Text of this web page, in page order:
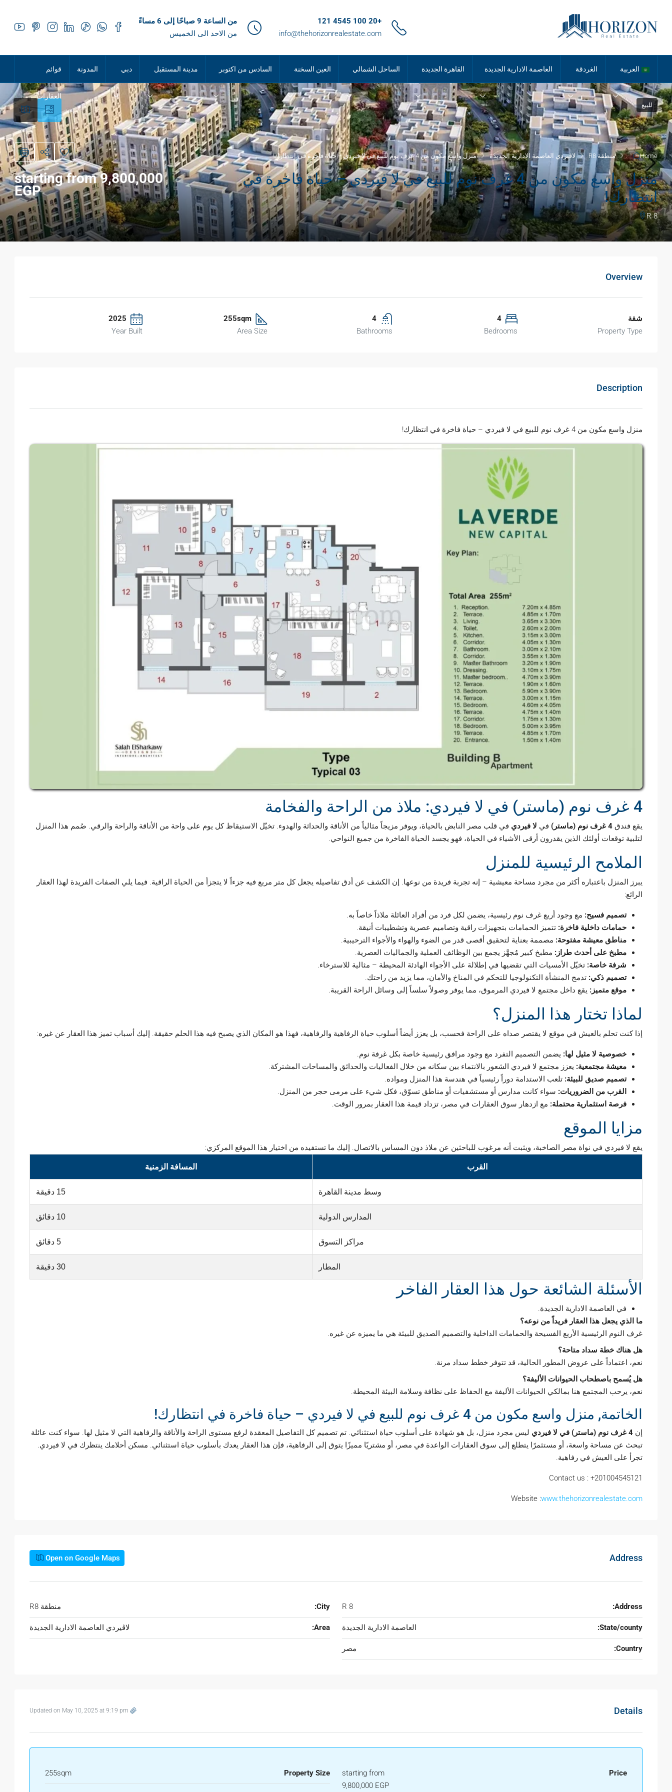
+20 100 4545 121
info@thehorizonrealestate.com
من الساعة 9 صباحًا إلى 6 مساءً
من الاحد الى الخميس
العربية الغردقة العاصمة الادارية الجديدة القاهرة الجديدة الساحل الشمالي العين السخنة السادس من اكتوبر مدينة المستقبل دبي المدونة قوائم
العقارات
للبيع
Home منطقة R8 لاڤيردي العاصمة الادارية الجديدة منزل واسع مكون من 4 غرف نوم للبيع في لا فيردي – حياة فاخرة في انتظارك!
منزل واسع مكون من 4 غرف نوم للبيع في لا فيردي – حياة فاخرة في
انتظارك!
R 8
starting from 9,800,000
EGP
Overview
شقة
Property Type
4
Bedrooms
4
Bathrooms
255sqm
Area Size
2025
Year Built
Description
منزل واسع مكون من 4 غرف نوم للبيع في لا فيردي – حياة فاخرة في انتظارك!
4 غرف نوم (ماستر) في لا فيردي: ملاذ من الراحة والفخامة
يقع فندق 4 غرف نوم (ماستر) في لا فيردي في قلب مصر النابض بالحياة، ويوفر مزيجاً مثالياً من الأناقة والحداثة والهدوء. تخيّل الاستيقاظ كل يوم على واحة من الأناقة والراحة والرقي. صُمم هذا المنزل
لتلبية توقعات أولئك الذين يقدرون أرقى الأشياء في الحياة، فهو يجسد الحياة الفاخرة من جميع النواحي.
الملامح الرئيسية للمنزل
يبرز المنزل باعتباره أكثر من مجرد مساحة معيشية – إنه تجربة فريدة من نوعها. إن الكشف عن أدق تفاصيله يجعل كل متر مربع فيه جزءاً لا يتجزأ من الحياة الراقية. فيما يلي الصفات الفريدة لهذا العقار
الرائع:
تصميم فسيح: مع وجود أربع غرف نوم رئيسية، يضمن لكل فرد من أفراد العائلة ملاذاً خاصاً به.
حمامات داخلية فاخرة: تتميز الحمامات بتجهيزات راقية وتصاميم عصرية وتشطيبات أنيقة.
مناطق معيشة مفتوحة: مصممة بعناية لتحقيق أقصى قدر من الضوء والهواء والأجواء الترحيبية.
مطبخ على أحدث طراز: مطبخ كبير مُجهَّز يجمع بين الوظائف العملية والجماليات العصرية.
شرفة خاصة: تخيّل الأمسيات التي تقضيها في إطلالة على الأجواء الهادئة المحيطة – مثالية للاسترخاء.
تصميم ذكي: تدمج المنشأة التكنولوجيا للتحكم في المناخ والأمان، مما يزيد من راحتك.
موقع متميز: يقع داخل مجتمع لا فيردي المرموق، مما يوفر وصولاً سلساً إلى وسائل الراحة القريبة.
لماذا تختار هذا المنزل؟
إذا كنت تحلم بالعيش في موقع لا يقتصر صداه على الراحة فحسب، بل يعزز أيضاً أسلوب حياة الرفاهية والرفاهية، فهذا هو المكان الذي يصبح فيه هذا الحلم حقيقة. إليك أسباب تميز هذا العقار عن غيره:
خصوصية لا مثيل لها: يضمن التصميم التفرد مع وجود مرافق رئيسية خاصة بكل غرفة نوم.
معيشة مجتمعية: يعزز مجتمع لا فيردي الشعور بالانتماء بين سكانه من خلال الفعاليات والحدائق والمساحات المشتركة.
تصميم صديق للبيئة: تلعب الاستدامة دوراً رئيسياً في هندسة هذا المنزل ومواده.
القرب من الضروريات: سواء كانت مدارس أو مستشفيات أو مناطق تسوّق، فكل شيء على مرمى حجر من المنزل.
فرصة استثمارية محتملة: مع ازدهار سوق العقارات في مصر، تزداد قيمة هذا العقار بمرور الوقت.
مزايا الموقع
يقع لا فيردي في نواة مصر الصاخبة، ويثبت أنه مرغوب للباحثين عن ملاذ دون المساس بالاتصال. إليك ما تستفيده من اختيار هذا الموقع المركزي:
القرب المسافة الزمنية
وسط مدينة القاهرة 15 دقيقة
المدارس الدولية 10 دقائق
مراكز التسوق 5 دقائق
المطار 30 دقيقة
الأسئلة الشائعة حول هذا العقار الفاخر
في العاصمة الادارية الجديدة.
ما الذي يجعل هذا العقار فريداً من نوعه؟
غرف النوم الرئيسية الأربع الفسيحة والحمامات الداخلية والتصميم الصديق للبيئة هي ما يميزه عن غيره.
هل هناك خطة سداد متاحة؟
نعم، اعتماداً على عروض المطور الحالية، قد تتوفر خطط سداد مرنة.
هل يُسمح باصطحاب الحيوانات الأليفة؟
نعم، يرحب المجتمع هنا بمالكي الحيوانات الأليفة مع الحفاظ على نظافة وسلامة البيئة المحيطة.
الخاتمة, منزل واسع مكون من 4 غرف نوم للبيع في لا فيردي – حياة فاخرة في انتظارك!
إن 4 غرف نوم (ماستر) في لا فيردي
ليس مجرد منزل، بل هو شهادة على أسلوب حياة استثنائي. تم تصميم كل التفاصيل المعقدة لرفع مستوى الراحة والأناقة والرفاهية التي لا مثيل لها. سواء كنت عائلة
تبحث عن مساحة واسعة، أو مستثمرًا يتطلع إلى سوق العقارات الواعدة في مصر، أو مشتريًا مميزًا يتوق إلى الرفاهية، فإن هذا العقار يعدك بأسلوب حياة استثنائي. مسكن أحلامك ينتظرك في لا فيردي.
تجرأ على العيش في رفاهية.
Contact us : +201004545121
Website :www.thehorizonrealestate.com
Address
Open on Google Maps
Address:
R 8
City: منطقة R8
State/county: العاصمة الادارية الجديدة Area: لاڤيردي العاصمة الادارية الجديدة
Country: مصر
Details
Updated on May 10, 2025 at 9:19 pm
Price
starting from
9,800,000 EGP
Property Size
255sqm